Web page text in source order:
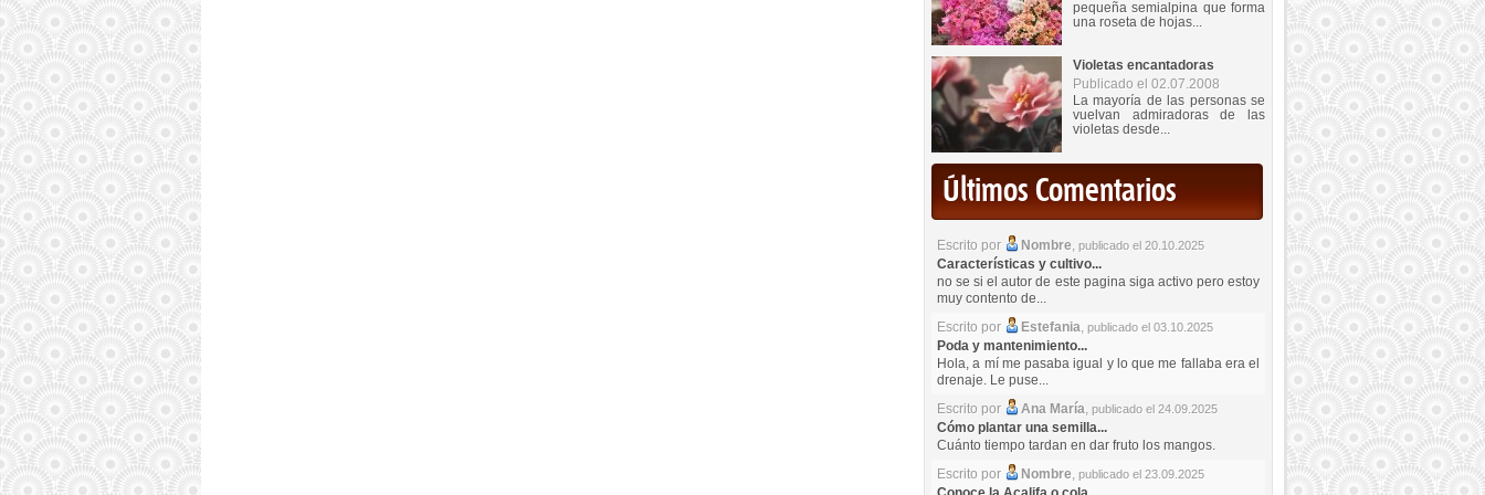
pequeña semialpina que forma
una roseta de hojas...
Violetas encantadoras
Publicado el 02.07.2008
La mayoría de las personas se
vuelvan admiradoras de las
violetas desde...
Últimos Comentarios
Escrito por Nombre, publicado el 20.10.2025
Características y cultivo...
no se si el autor de este pagina siga activo pero estoy
muy contento de...
Escrito por
Estefania, publicado el 03.10.2025
Poda y mantenimiento...
Hola, a mí me pasaba igual y lo que me fallaba era el
drenaje. Le puse...
Escrito por
Ana María, publicado el 24.09.2025
Cómo plantar una semilla...
Cuánto tiempo tardan en dar fruto los mangos.
Escrito por
Nombre, publicado el 23.09.2025